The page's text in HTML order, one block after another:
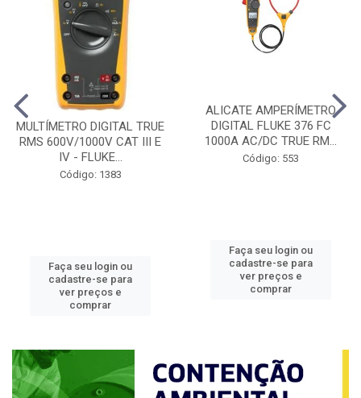
MULTÍMETRO DIGITAL TRUE
RMS 600V/1000V CAT III E
IV - FLUKE...
Código: 1383
Faça seu login ou
cadastre-se para
ver preços e
comprar
ALICATE AMPERÍMETRO
DIGITAL FLUKE 376 FC
1000A AC/DC TRUE RM...
Código: 553
Faça seu login ou
cadastre-se para
ver preços e
comprar